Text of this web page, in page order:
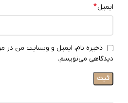
ایمیل*
ذخیره نام، ایمیل و وبسایت من در
دیدگاهی می‌نویسم.